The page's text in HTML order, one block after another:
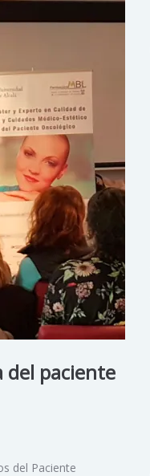
del paciente
del Paciente